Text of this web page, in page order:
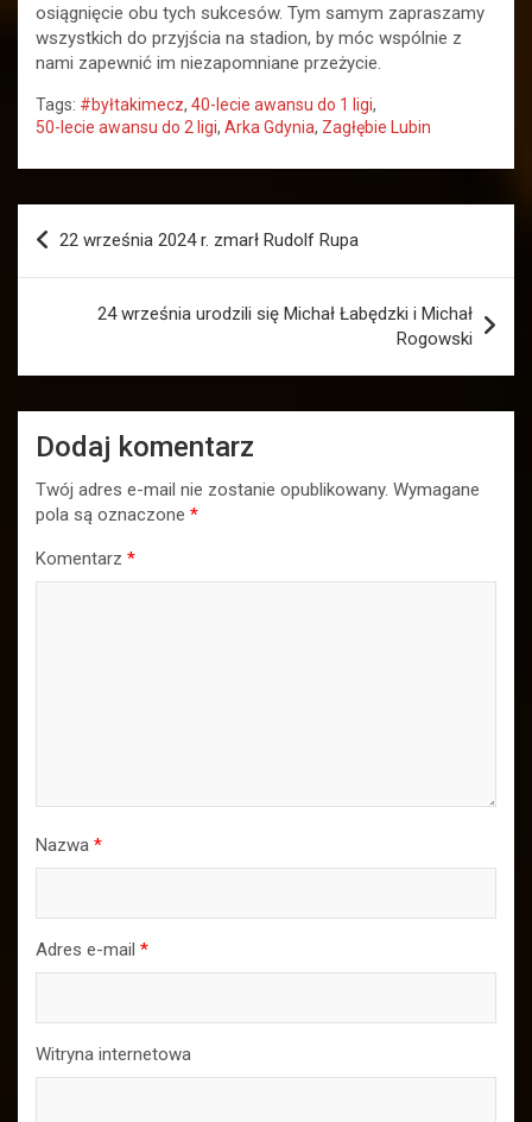
osiągnięcie obu tych sukcesów. Tym samym zapraszamy
wszystkich do przyjścia na stadion, by móc wspólnie z
nami zapewnić im niezapomniane przeżycie.
Tags: #byłtakimecz, 40-lecie awansu do 1 ligi,
50-lecie awansu do 2 ligi, Arka Gdynia, Zagłębie Lubin
Nawigacja
wpisu
22 września 2024 r. zmarł Rudolf Rupa
24 września urodzili się Michał Łabędzki i Michał
Rogowski
Dodaj komentarz
Twój adres e-mail nie zostanie opublikowany. Wymagane
pola są oznaczone *
Komentarz *
Nazwa *
Adres e-mail *
Witryna internetowa